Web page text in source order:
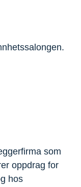
som
oppdrag for
hos